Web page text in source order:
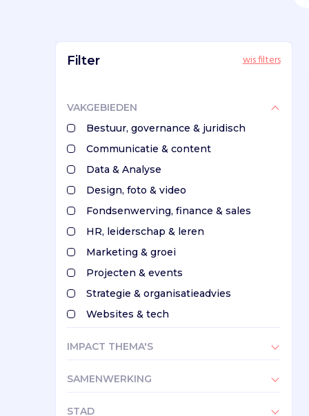
Filter wis filters
VAKGEBIEDEN
Bestuur, governance & juridisch
Communicatie & content
Data & Analyse
Design, foto & video
Fondsenwerving, finance & sales
HR, leiderschap & leren
Marketing & groei
Projecten & events
Strategie & organisatieadvies
Websites & tech
IMPACT THEMA'S
SAMENWERKING
STAD